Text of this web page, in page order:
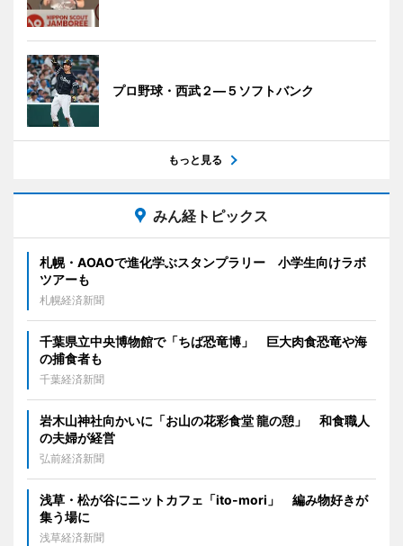
プロ野球・西武２―５ソフトバンク
もっと見る
みん経トピックス
札幌・AOAOで進化学ぶスタンプラリー 小学生向けラボ
ツアーも
札幌経済新聞
千葉県立中央博物館で「ちば恐竜博」 巨大肉食恐竜や海
の捕食者も
千葉経済新聞
岩木山神社向かいに「お山の花彩食堂 龍の憩」 和食職人
の夫婦が経営
弘前経済新聞
浅草・松が谷にニットカフェ「ito-mori」 編み物好きが
集う場に
浅草経済新聞